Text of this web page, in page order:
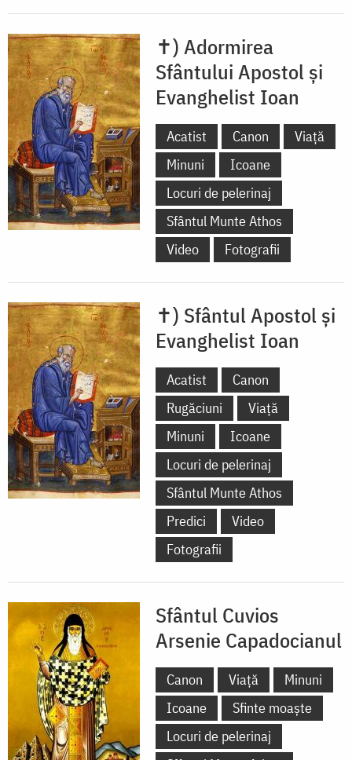
✝) Adormirea
Sfântului Apostol și
Evanghelist Ioan
Acatist Canon
Viață
Minuni
Icoane
Locuri de pelerinaj
Sfântul Munte Athos
Video
Fotografii
✝) Sfântul Apostol și
Evanghelist Ioan
Acatist
Canon
Rugăciuni
Viață
Minuni
Icoane
Locuri de pelerinaj
Sfântul Munte Athos
Predici
Video
Fotografii
Sfântul Cuvios
Arsenie Capadocianul
Canon Viață
Minuni
Icoane
Sfinte moaște
Locuri de pelerinaj